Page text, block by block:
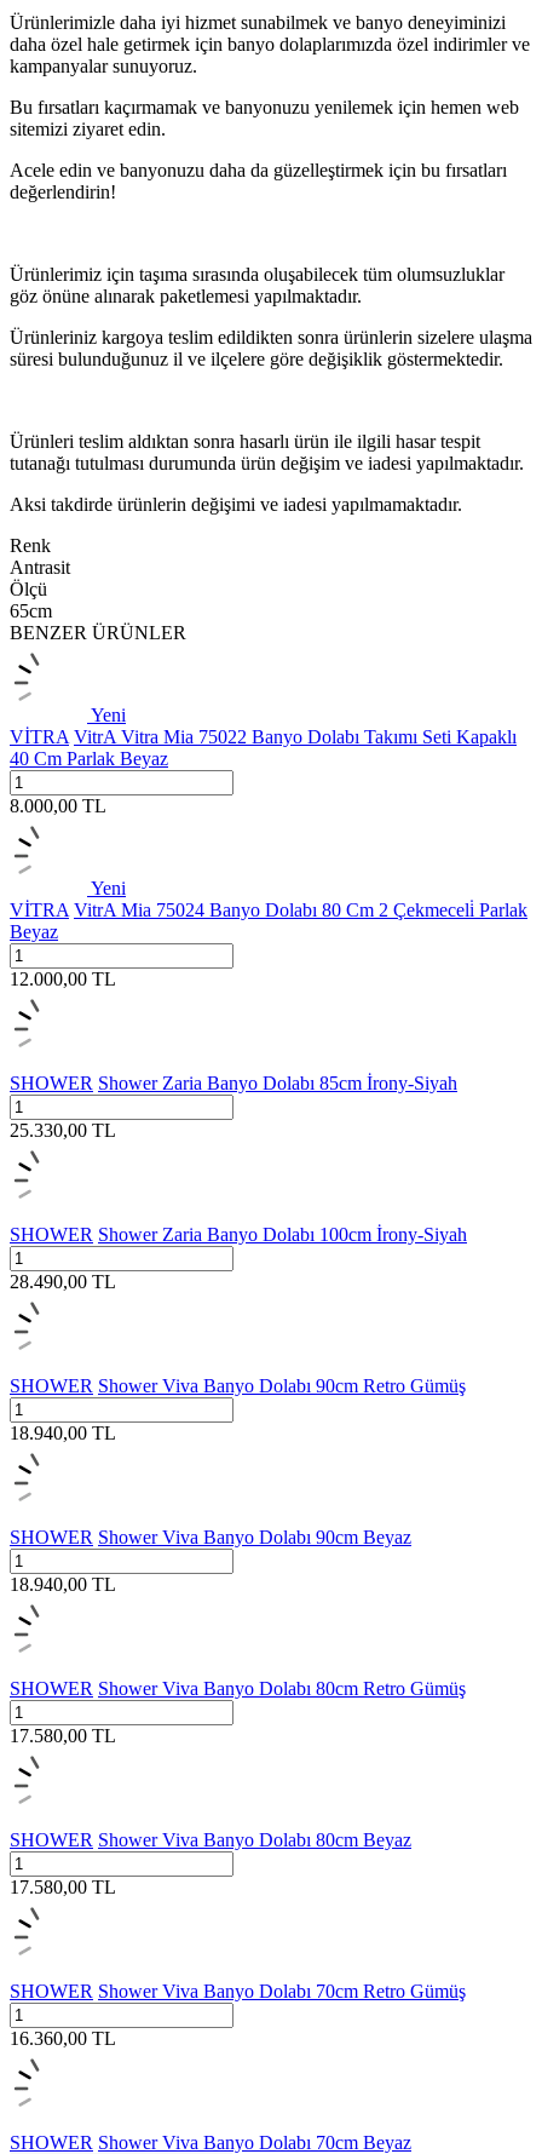
Ürünlerimizle daha iyi hizmet sunabilmek ve banyo deneyiminizi
daha özel hale getirmek için banyo dolaplarımızda özel indirimler ve
kampanyalar sunuyoruz.
Bu fırsatları kaçırmamak ve banyonuzu yenilemek için hemen web
sitemizi ziyaret edin.
Acele edin ve banyonuzu daha da güzelleştirmek için bu fırsatları
değerlendirin!
Ürünlerimiz için taşıma sırasında oluşabilecek tüm olumsuzluklar
göz önüne alınarak paketlemesi yapılmaktadır.
Ürünleriniz kargoya teslim edildikten sonra ürünlerin sizelere ulaşma
süresi bulunduğunuz il ve ilçelere göre değişiklik göstermektedir.
Ürünleri teslim aldıktan sonra hasarlı ürün ile ilgili hasar tespit
tutanağı tutulması durumunda ürün değişim ve iadesi yapılmaktadır.
Aksi takdirde ürünlerin değişimi ve iadesi yapılmamaktadır.
Renk
Antrasit
Ölçü
65cm
BENZER ÜRÜNLER
Yeni
VİTRA VitrA Vitra Mia 75022 Banyo Dolabı Takımı Seti Kapaklı
40 Cm Parlak Beyaz
8.000,00 TL
Yeni
VİTRA VitrA Mia 75024 Banyo Dolabı 80 Cm 2 Çekmeceli̇ Parlak
Beyaz
12.000,00 TL
SHOWER Shower Zaria Banyo Dolabı 85cm İrony-Siyah
25.330,00 TL
SHOWER Shower Zaria Banyo Dolabı 100cm İrony-Siyah
28.490,00 TL
SHOWER Shower Viva Banyo Dolabı 90cm Retro Gümüş
18.940,00 TL
SHOWER Shower Viva Banyo Dolabı 90cm Beyaz
18.940,00 TL
SHOWER Shower Viva Banyo Dolabı 80cm Retro Gümüş
17.580,00 TL
SHOWER Shower Viva Banyo Dolabı 80cm Beyaz
17.580,00 TL
SHOWER Shower Viva Banyo Dolabı 70cm Retro Gümüş
16.360,00 TL
SHOWER Shower Viva Banyo Dolabı 70cm Beyaz